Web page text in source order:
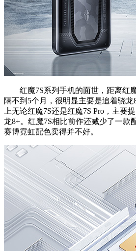
红魔7S系列手机的面世，距离红
隔不到5个月，很明显主要是追着骁
上无论红魔7S还是红魔7S Pro，主要
龙8+。红魔7S相比前作还减少了一款
赛博霓虹配色卖得并不好。